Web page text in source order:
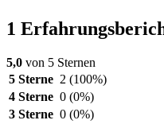
1
5,0 von 5 Sternen
5 Sterne 2 (100%)
4 Sterne 0 (0%)
3 Sterne 0 (0%)